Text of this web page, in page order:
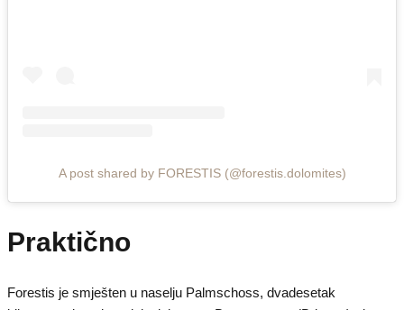
A post shared by FORESTIS (@forestis.dolomites)
Praktično
Forestis je smješten u naselju Palmschoss, dvadesetak